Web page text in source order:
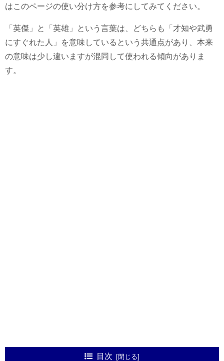
はこのページの使い分け方を参考にしてみてください。
「英傑」と「英雄」という言葉は、どちらも「才知や武勇
にすぐれた人」を意味しているという共通点があり、本来
の意味は少し違いますが混同して使われる傾向がありま
す。
目次